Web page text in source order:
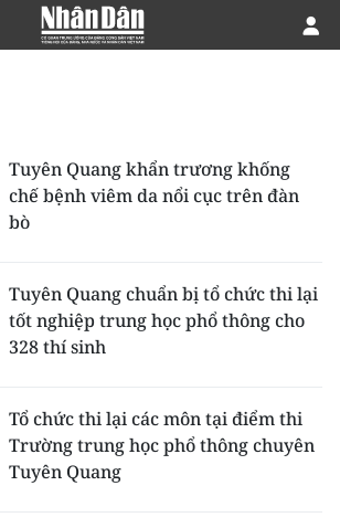
Tuyên Quang khẩn trương khống
chế bệnh viêm da nổi cục trên đàn
bò
Tuyên Quang chuẩn bị tổ chức thi lại
tốt nghiệp trung học phổ thông cho
328 thí sinh
Tổ chức thi lại các môn tại điểm thi
Trường trung học phổ thông chuyên
Tuyên Quang